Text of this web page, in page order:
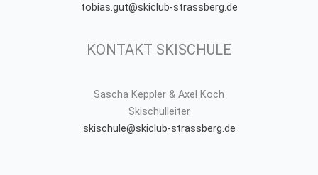
tobias.gut@skiclub-strassberg.de
KONTAKT SKISCHULE
Sascha Keppler & Axel Koch
Skischulleiter
skischule@skiclub-strassberg.de